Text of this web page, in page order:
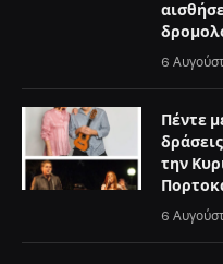
6
Πέντε
την
6